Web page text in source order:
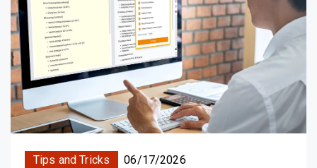
Tips and Tricks 06/17/2026